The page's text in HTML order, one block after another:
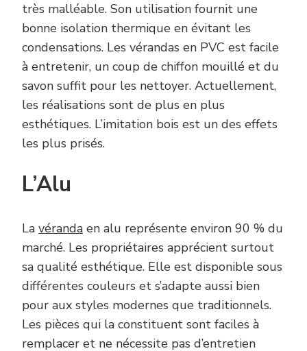
très malléable. Son utilisation fournit une
bonne isolation thermique en évitant les
condensations. Les vérandas en PVC est facile
à entretenir, un coup de chiffon mouillé et du
savon suffit pour les nettoyer. Actuellement,
les réalisations sont de plus en plus
esthétiques. L’imitation bois est un des effets
les plus prisés.
L’Alu
La véranda en alu représente environ 90 % du
marché. Les propriétaires apprécient surtout
sa qualité esthétique. Elle est disponible sous
différentes couleurs et s’adapte aussi bien
pour aux styles modernes que traditionnels.
Les pièces qui la constituent sont faciles à
remplacer et ne nécessite pas d’entretien